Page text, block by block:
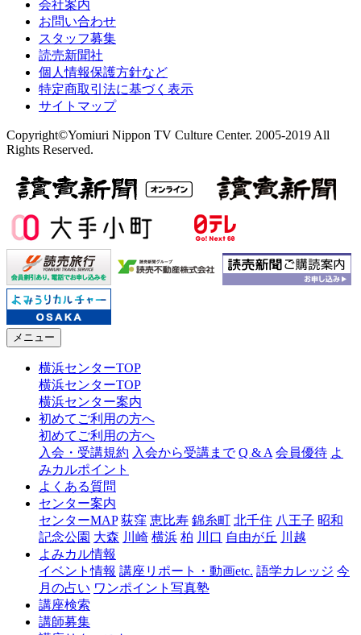
会社案内
お問い合わせ
スタッフ募集
読売新聞社
個人情報保護方針など
特定商取引法に基づく表示
サイトマップ
Copyright©Yomiuri Nippon TV Culture Center. 2005-2019 All
Rights Reserved.
メニュー
横浜センターTOP
横浜センターTOP
横浜センター案内
初めてご利用の方へ
初めてご利用の方へ
入会・受講規約 入会から受講まで Q & A 会員優待 よ
みカルポイント
よくある質問
センター案内
センターMAP 荻窪 恵比寿 錦糸町 北千住 八王子 昭和
記念公園 大森 川崎 横浜 柏 川口 自由が丘 川越
よみカル情報
イベント情報 講座リポート・動画etc. 語学カレッジ 今
月の占い ワンポイント写真塾
講座検索
講師募集